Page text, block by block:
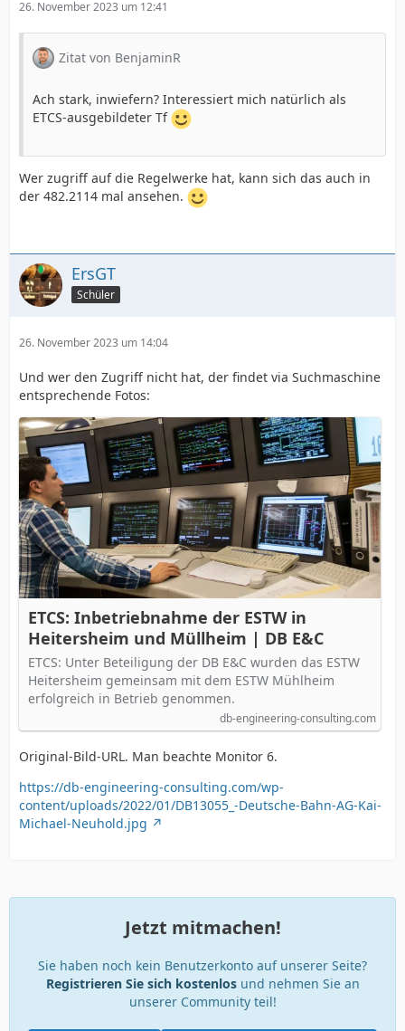
26. November 2023 um 12:41
Zitat von BenjaminR
Ach stark, inwiefern? Interessiert mich natürlich als
ETCS-ausgebildeter Tf
Wer zugriff auf die Regelwerke hat, kann sich das auch in
der 482.2114 mal ansehen.
ErsGT
Schüler
26. November 2023 um 14:04
Und wer den Zugriff nicht hat, der findet via Suchmaschine
entsprechende Fotos:
ETCS: Inbetriebnahme der ESTW in
Heitersheim und Müllheim | DB E&C
ETCS: Unter Beteiligung der DB E&C wurden das ESTW
Heitersheim gemeinsam mit dem ESTW Mühlheim
erfolgreich in Betrieb genommen.
db-engineering-consulting.com
Original-Bild-URL. Man beachte Monitor 6.
https://db-engineering-consulting.com/wp-
content/uploads/2022/01/DB13055_-Deutsche-Bahn-AG-Kai-
Michael-Neuhold.jpg
Jetzt mitmachen!
Sie haben noch kein Benutzerkonto auf unserer Seite?
Registrieren Sie sich kostenlosund nehmen Sie an
unserer Community teil!